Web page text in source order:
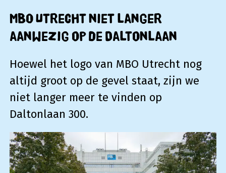
MBO Utrecht niet langer
aanwezig op de Daltonlaan
Hoewel het logo van MBO Utrecht nog
altijd groot op de gevel staat, zijn we
niet langer meer te vinden op
Daltonlaan 300.